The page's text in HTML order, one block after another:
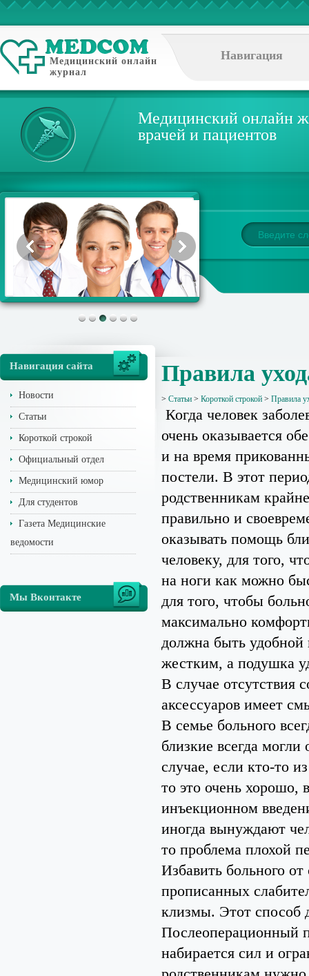
Медицинский онлайн
журнал
Навигация
Медицинский онлайн
врачей и пациентов
Навигация сайта
Новости
Статьи
Короткой строкой
Официальный отдел
Медицинский юмор
Для студентов
Газета Медицинские
ведомости
Мы Вконтакте
Правила
> Статьи > Короткой строкой > Правила
Когда человек
очень оказывается
и на время
постели. В этот
родственникам
правильно и
оказывать помощь
человеку, для того,
на ноги как можно
для того, чтобы
максимально
должна быть
жестким, а подушка
В случае отсутствия
аксессуаров имеет
В семье больного
близкие всегда
случае, если кто-то
то это очень хорошо,
инъекционном
иногда вынуждают
то проблема плохой
Избавить больного
прописанных
клизмы. Этот способ
Послеоперационный
набирается сил и